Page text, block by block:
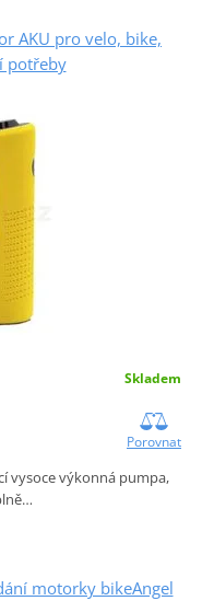
AKU pro velo, bike,
potřeby
Skladem
Porovnat
vysoce výkonná pumpa,
motorky bikeAngel